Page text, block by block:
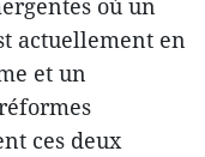
où un
actuellement en
et un
ces deux